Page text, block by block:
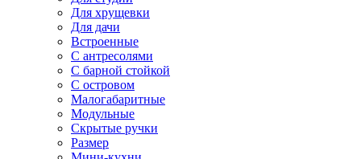
Для хрущевки
Для дачи
Встроенные
С антресолями
С барной стойкой
С островом
Малогабаритные
Модульные
Скрытые ручки
Размер